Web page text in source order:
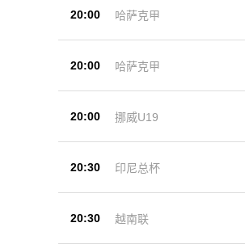
20:00 哈萨克甲
20:00 哈萨克甲
20:00 挪威U19
20:30 印尼总杯
20:30 越南联